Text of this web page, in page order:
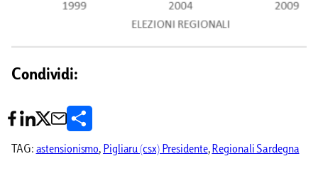
Condividi:
TAG: astensionismo, Pigliaru (csx) Presidente, Regionali Sardegna